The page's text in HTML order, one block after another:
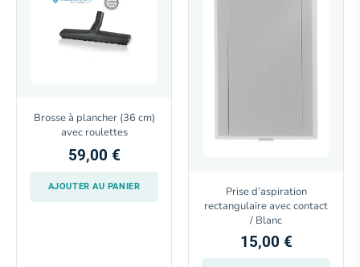
Brosse à plancher (36 cm)
avec roulettes
59,00 €
AJOUTER AU PANIER
Prise d’aspiration
rectangulaire avec contact
/ Blanc
15,00 €